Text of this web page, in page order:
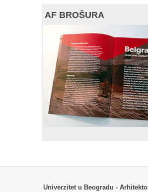
AF BROŠURA
Univerzitet u Beogradu -